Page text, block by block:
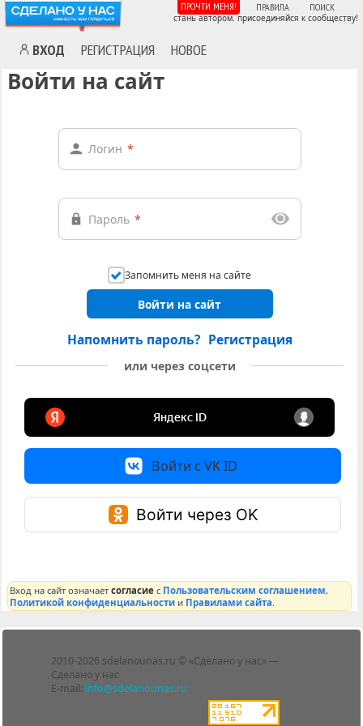
ВХОД РЕГИСТРАЦИЯ НОВОЕ
ПРОЧТИ МЕНЯ! ПРАВИЛА ПОИСК
стань автором. присоединяйся к сообществу!
Войти на сайт
Логин *
Пароль *
Запомнить меня на сайте
Войти на сайт
Напомнить пароль? Регистрация
или через соцсети
Войти с VK ID
Войти через OK
Вход на сайт означаетсогласие с Пользовательским соглашением,
Политикой конфиденциальности и Правилами сайта
2010-2026 sdelanounas.ru © «Сделано у нас» —
Сделано у нас
E-mail: info@sdelanounas.ru
Блоги
Люди
Политика